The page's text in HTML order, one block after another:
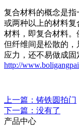
复合材料的概念是
或两种以上的材料
材料，即复合材料。
但纤维间是松散的
应力，还不易做成固
http://
上一篇：铸铁圆拍门
下一篇：没有了
产品中心